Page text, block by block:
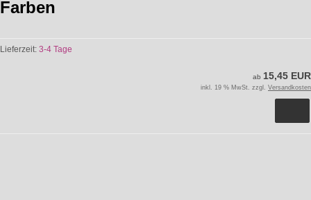
Farben
Lieferzeit: 3-4 Tage
ab 15,45 EUR
inkl. 19 % MwSt. zzgl. Versandkosten